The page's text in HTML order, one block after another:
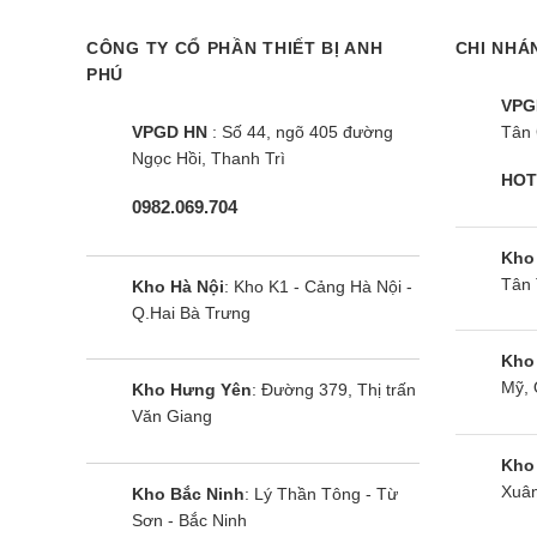
máy
Giao
luôn đa
Do đó,
Mua
CÔNG TY CỔ PHẦN THIẾT BỊ ANH
PHÚ
VPGD HN : Số 44, ngõ 405 đường
Ngọc Hồi, Thanh Trì
0982.069.704
Kho Hà Nội: Kho K1 - Cảng Hà Nội -
Q.Hai Bà Trưng
Kho Hưng Yên: Đường 379, Thị trấn
Văn Giang
Kho Bắc Ninh: Lý Thần Tông - Từ
Sơn - Bắc Ninh
CHI
Tân
Kho
Tân
Kho
Mỹ,
Kho